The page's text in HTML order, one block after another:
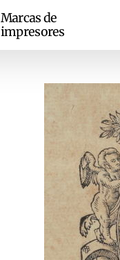
Marcas de
impresores